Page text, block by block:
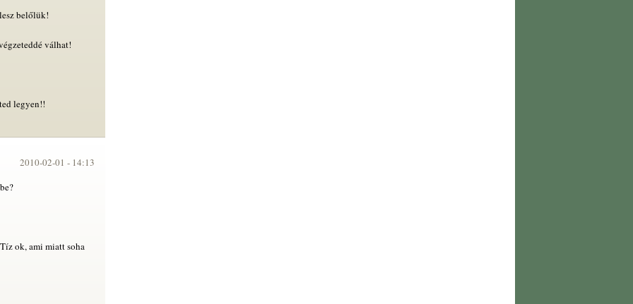
belőlük!
válhat!
legyen!!
2010-02-01 - 14:13
ok, ami miatt soha